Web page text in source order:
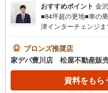
おすすめポイント 金沢
■84坪超の更地■車の
津インターチェンジ
市・知立市・浜松市
アの物件ならおまかせ
古マンション、土地
たします！・中古物
ご購入の際、約70％
ブロンズ推奨店
家デパ豊川店 松屋不動産販
資料をもら